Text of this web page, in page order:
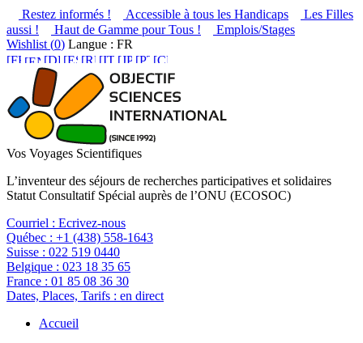
Restez informés ! Accessible à tous les Handicaps
Les Filles
aussi !
Haut de Gamme pour Tous !
Emplois/Stages
Wishlist (0) Langue : FR
Vos Voyages Scientifiques
L’inventeur des séjours de recherches participatives et solidaires
Statut Consultatif Spécial auprès de l’ONU (ECOSOC)
Courriel : Ecrivez-nous
Québec : +1 (438) 558-1643
Suisse : 022 519 0440
Belgique : 023 18 35 65
France : 01 85 08 36 30
Dates, Places, Tarifs : en direct
Accueil